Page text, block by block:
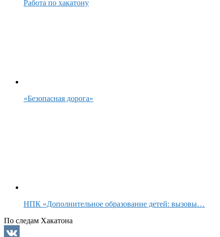
Работа по хакатону
«Безопасная дорога»
НПК «Дополнительное образование детей: вызовы…
По следам Хакатона